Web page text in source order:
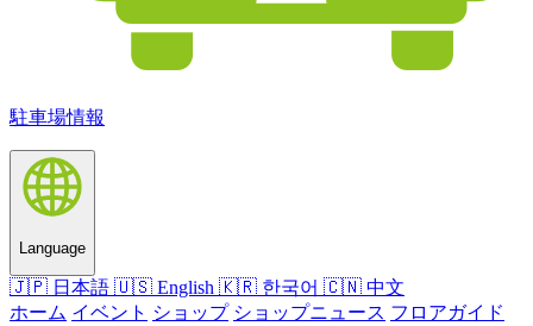
駐車場情報
Language
🇯🇵 日本語 🇺🇸 English 🇰🇷 한국어 🇨🇳 中文
ホーム イベント ショップ ショップニュース フロアガイド